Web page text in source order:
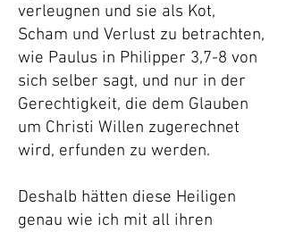
verleugnen und sie als Kot,
Scham und Verlust zu betrachten,
wie Paulus in Philipper 3,7-8 von
sich selber sagt, und nur in der
Gerechtigkeit, die dem Glauben
um Christi Willen zugerechnet
wird, erfunden zu werden.
Deshalb hätten diese Heiligen
genau wie ich mit all ihren